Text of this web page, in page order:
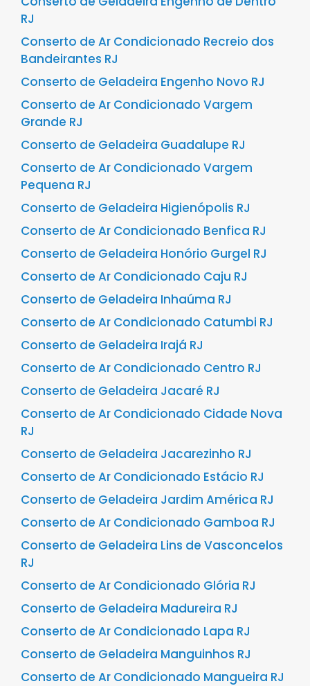
RJ
Conserto de Ar Condicionado Recreio dos
Bandeirantes RJ
Conserto de Geladeira Engenho Novo RJ
Conserto de Ar Condicionado Vargem
Grande RJ
Conserto de Geladeira Guadalupe RJ
Conserto de Ar Condicionado Vargem
Pequena RJ
Conserto de Geladeira Higienópolis RJ
Conserto de Ar Condicionado Benfica RJ
Conserto de Geladeira Honório Gurgel RJ
Conserto de Ar Condicionado Caju RJ
Conserto de Geladeira Inhaúma RJ
Conserto de Ar Condicionado Catumbi RJ
Conserto de Geladeira Irajá RJ
Conserto de Ar Condicionado Centro RJ
Conserto de Geladeira Jacaré RJ
Conserto de Ar Condicionado Cidade Nova
RJ
Conserto de Geladeira Jacarezinho RJ
Conserto de Ar Condicionado Estácio RJ
Conserto de Geladeira Jardim América RJ
Conserto de Ar Condicionado Gamboa RJ
Conserto de Geladeira Lins de Vasconcelos
RJ
Conserto de Ar Condicionado Glória RJ
Conserto de Geladeira Madureira RJ
Conserto de Ar Condicionado Lapa RJ
Conserto de Geladeira Manguinhos RJ
Conserto de Ar Condicionado Mangueira RJ